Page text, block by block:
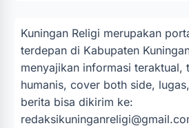
Kuningan Religi merupakan
terdepan di Kabupaten
menyajikan informasi teraktual,
humanis, cover both side,
berita bisa dikirim ke: